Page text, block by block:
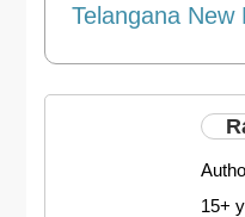
Telangana
15+